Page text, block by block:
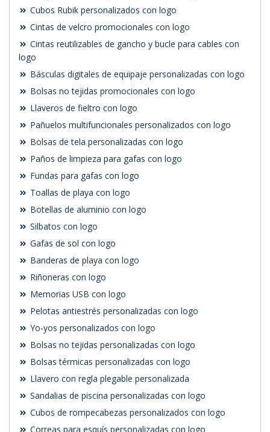
Cubos Rubik personalizados con logo
Cintas de velcro promocionales con logo
Cintas reutilizables de gancho y bucle para cables con
logo
Básculas digitales de equipaje personalizadas con logo
Bolsas no tejidas promocionales con logo
Llaveros de fieltro con logo
Pañuelos multifuncionales personalizados con logo
Bolsas de tela personalizadas con logo
Paños de limpieza para gafas con logo
Fundas para gafas con logo
Toallas de playa con logo
Botellas de aluminio con logo
Silbatos con logo
Gafas de sol con logo
Banderas de playa con logo
Riñoneras con logo
Memorias USB con logo
Pelotas antiestrés personalizadas con logo
Yo-yos personalizados con logo
Bolsas no tejidas personalizadas con logo
Bolsas térmicas personalizadas con logo
Llavero con regla plegable personalizada
Sandalias de piscina personalizadas con logo
Cubos de rompecabezas personalizados con logo
Correas para esquís personalizadas con logo